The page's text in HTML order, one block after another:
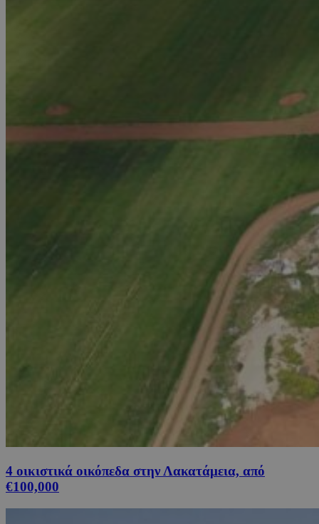
4 οικιστικά οικόπεδα στην Λακατάμεια, από
€100,000